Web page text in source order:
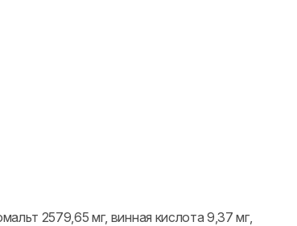
2579,65 мг, винная кислота 9,37 мг,